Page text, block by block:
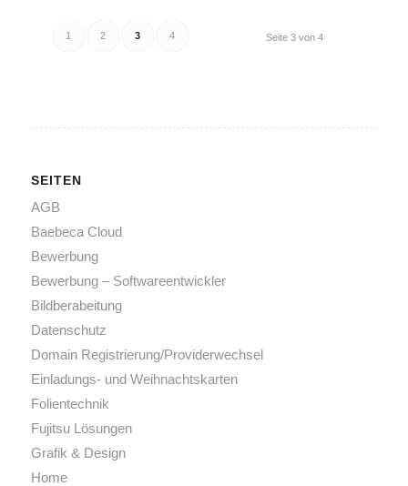
Seite 3 von 4
1 2 3 4
SEITEN
AGB
Baebeca Cloud
Bewerbung
Bewerbung – Softwareentwickler
Bildberabeitung
Datenschutz
Domain Registrierung/Providerwechsel
Einladungs- und Weihnachtskarten
Folientechnik
Fujitsu Lösungen
Grafik & Design
Home